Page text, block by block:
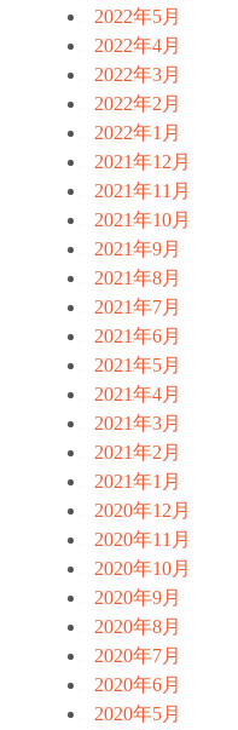
2022年5月
2022年4月
2022年3月
2022年2月
2022年1月
2021年12月
2021年11月
2021年10月
2021年9月
2021年8月
2021年7月
2021年6月
2021年5月
2021年4月
2021年3月
2021年2月
2021年1月
2020年12月
2020年11月
2020年10月
2020年9月
2020年8月
2020年7月
2020年6月
2020年5月